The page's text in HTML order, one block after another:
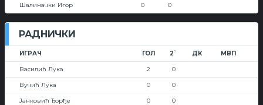
Шалиначки Игор 0 0
РАДНИЧКИ
ИГРАЧ ГОЛ 2` ДК МВП
Василић Лука 2 0
Вучић Лука 0 0
Јанковић Ђорђе 0 0